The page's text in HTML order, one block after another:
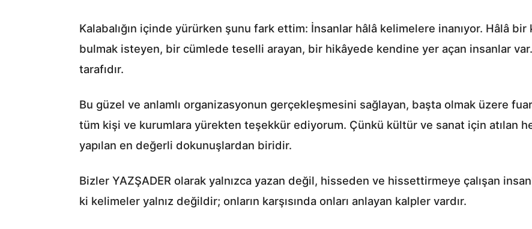
Kalabalığın içinde yürürken şunu fark ettim: İnsanlar hâlâ kelimelere inanıyor. Hâlâ bir
bulmak isteyen, bir cümlede teselli arayan, bir hikâyede kendine yer açan insanlar
tarafıdır.
Bu güzel ve anlamlı organizasyonun gerçekleşmesini sağlayan, başta olmak üzere
tüm kişi ve kurumlara yürekten teşekkür ediyorum. Çünkü kültür ve sanat için atılan
yapılan en değerli dokunuşlardan biridir.
Bizler YAZŞADER olarak yalnızca yazan değil, hisseden ve hissettirmeye çalışan
ki kelimeler yalnız değildir; onların karşısında onları anlayan kalpler vardır.